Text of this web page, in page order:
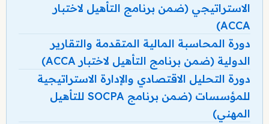
الاستراتيجي (ضمن برنامج التأهيل لاختبار
ACCA)
دورة المحاسبة المالية المتقدمة والتقارير
الدولية (ضمن برنامج التأهيل لاختبار ACCA)
دورة التحليل الاقتصادي والإدارة الاستراتيجية
للمؤسسات (ضمن برنامج SOCPA للتأهيل
المهني)